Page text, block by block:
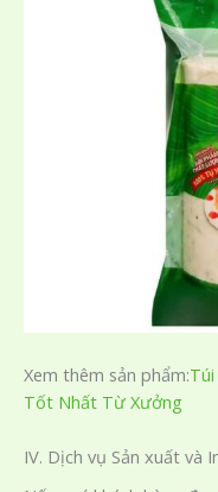
Xem thêm sản phẩm:
Tốt Nhất Từ Xưởng
IV. Dịch vụ Sản xuất và